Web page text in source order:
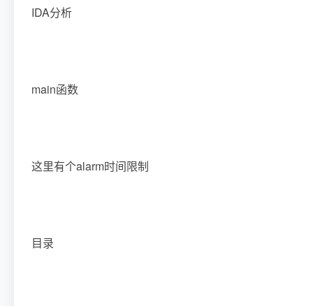
IDA分析
main函数
这里有个alarm时间限制
目录